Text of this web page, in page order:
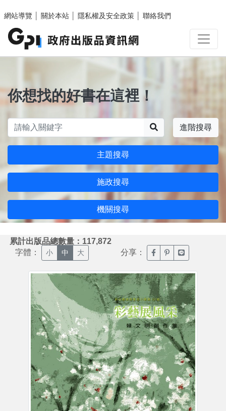
網站導覽
關於本站 隱私權及安全政策 聯絡我們
你想找的好書在這裡！
進階搜尋
主題搜尋
施政搜尋
機關搜尋
累計出版品總數量：117,872
字體： 小 中 大 分享： 臉書分享(另開新視窗)
噗浪分享(另開新
Line分享(另